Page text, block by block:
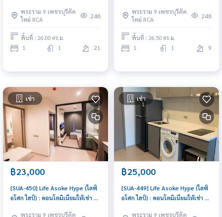
ทำเลได้ ส่วนกลางจัดเต็ม
พระราม 9 เพชรบุรีตัด
ใหม่ RCA
248
พื้นที่ : 26.00 ตร.ม.
1 1 21
ห้องพร้อมอยู่
พระราม 9 เพชรบุรีตัด
ใหม่ RCA
248
พื้นที่ : 26.50 ตร.ม.
1 1 9
เช่า
฿23,000
[SUA-450] Life Asoke Hype (ไลฟ์
อโศก ไฮป์) : คอนโดมิเนียมให้เช่า 1
พระราม 9 เพชรบุรีตัด
เช่า
฿25,000
[SUA-449] Life Asoke Hype (ไลฟ์
อโศก ไฮป์) : คอนโดมิเนียมให้เช่า 1
พระราม 9 เพชรบุรีตัด